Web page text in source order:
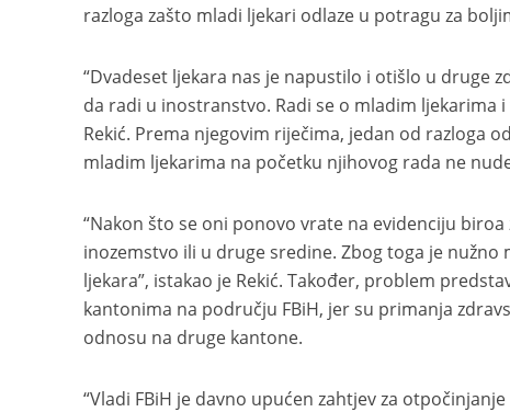
razloga zašto mladi ljekari odlaze u potragu za
“Dvadeset ljekara nas je napustilo i otišlo u druge
da radi u inostranstvo. Radi se o mladim ljekarima
Rekić. Prema njegovim riječima, jedan od razloga
mladim ljekarima na početku njihovog rada ne
“Nakon što se oni ponovo vrate na evidenciju
inozemstvo ili u druge sredine. Zbog toga je
ljekara”, istakao je Rekić. Također, problem
kantonima na području FBiH, jer su primanja
odnosu na druge kantone.
“Vladi FBiH je davno upućen zahtjev za